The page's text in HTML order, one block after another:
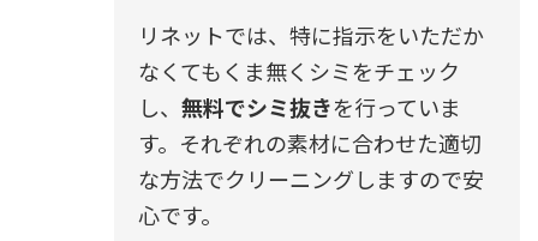
リネットでは、特に指示をいただか
なくてもくま無くシミをチェック
し、 無料でシミ抜きを行っていま
す。それぞれの素材に合わせた適切
な方法でクリーニングしますので安
心です。